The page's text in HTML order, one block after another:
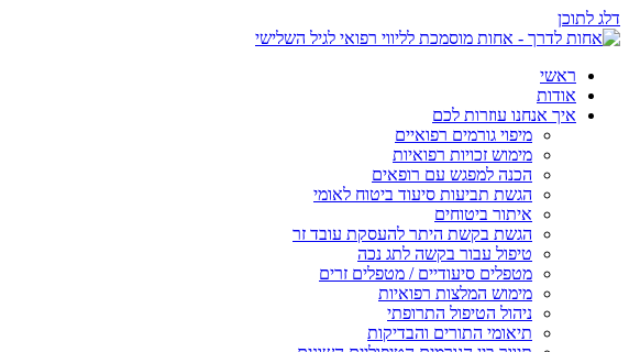
דלג לתוכן
ראשי
אודות
איך אנחנו עוזרות לכם
מיפוי גורמים רפואיים
מימוש זכויות רפואיות
הכנה למפגש עם רופאים
הגשת תביעות סיעוד ביטוח לאומי
איתור ביטוחים
הגשת בקשת היתר להעסקת עובד זר
טיפול עבור בקשה לתג נכה
מטפלים סיעודיים / מטפלים זרים
מימוש המלצות רפואיות
ניהול הטיפול התרופתי
תיאומי התורים והבדיקות